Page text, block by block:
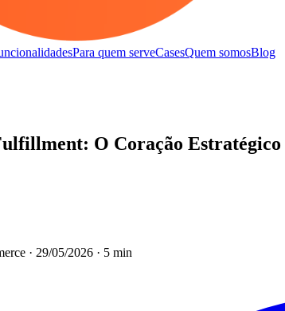
Para quem serveCasesQuem somosBlog
O Coração Estratégico
· 29/05/2026 · 5 min